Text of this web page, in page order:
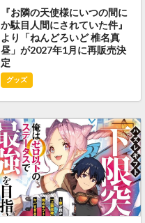
『お隣の天使様にいつの間に
か駄目人間にされていた件』
より「ねんどろいど 椎名真
昼」が2027年1月に再販売決
定
グッズ